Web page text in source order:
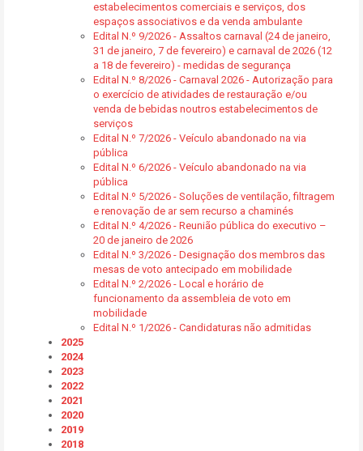
estabelecimentos comerciais e serviços, dos
espaços associativos e da venda ambulante
Edital N.º 9/2026 - Assaltos carnaval (24 de janeiro,
31 de janeiro, 7 de fevereiro) e carnaval de 2026 (12
a 18 de fevereiro) - medidas de segurança
Edital N.º 8/2026 - Carnaval 2026 - Autorização para
o exercício de atividades de restauração e/ou
venda de bebidas noutros estabelecimentos de
serviços
Edital N.º 7/2026 - Veículo abandonado na via
pública
Edital N.º 6/2026 - Veículo abandonado na via
pública
Edital N.º 5/2026 - Soluções de ventilação, filtragem
e renovação de ar sem recurso a chaminés
Edital N.º 4/2026 - Reunião pública do executivo –
20 de janeiro de 2026
Edital N.º 3/2026 - Designação dos membros das
mesas de voto antecipado em mobilidade
Edital N.º 2/2026 - Local e horário de
funcionamento da assembleia de voto em
mobilidade
Edital N.º 1/2026 - Candidaturas não admitidas
2025
2024
2023
2022
2021
2020
2019
2018